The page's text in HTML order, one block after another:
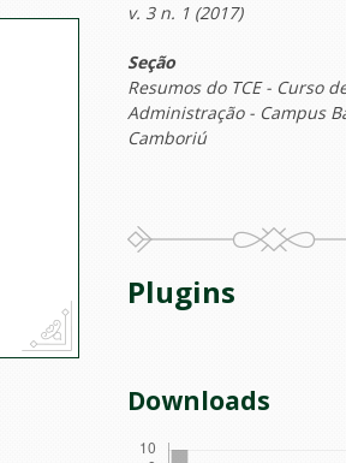
v. 3 n. 1 (2017)
Seção
Resumos do TCE - Curso
Administração - Campus
Camboriú
Plugins
Downloads